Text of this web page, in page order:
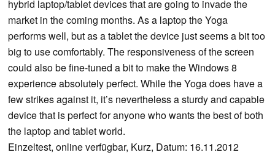
hybrid laptop/tablet devices that are going to invade the
market in the coming months. As a laptop the Yoga
performs well, but as a tablet the device just seems a bit too
big to use comfortably. The responsiveness of the screen
could also be fine-tuned a bit to make the Windows 8
experience absolutely perfect. While the Yoga does have a
few strikes against it, it’s nevertheless a sturdy and capable
device that is perfect for anyone who wants the best of both
the laptop and tablet world.
Einzeltest, online verfügbar, Kurz, Datum: 16.11.2012